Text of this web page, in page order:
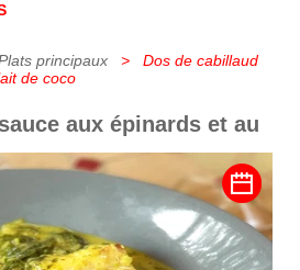
principaux > Dos de cabillaud
de coco
aux épinards et au